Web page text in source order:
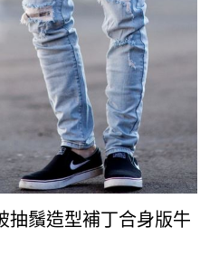
抽鬚造型補丁合身版牛